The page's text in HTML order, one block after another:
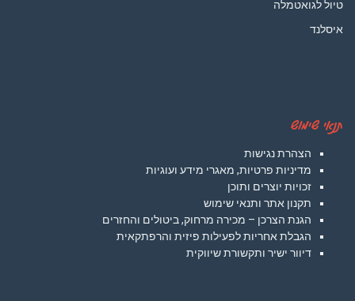
טיול לגואטמלה
איסלנד
תנאי שימוש
הצהרת נגישות
מדיניות פרטיות, מאגרי מידע ועוגיות
זכויות יוצרים ותוכן
תקנון אתר ותנאי שימוש
הגנת הצרכן – מכירה מרחוק, ביטולים והחזרים
הגבלת אחריות לפעילות פיזית והרפתקאית
דיוור ישיר ותקשורת שיווקית